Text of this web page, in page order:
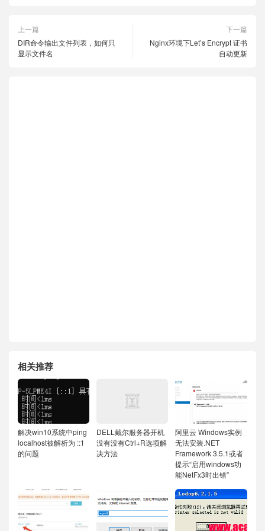
上一篇
DIR命令输出文件列表，如何只
显示文件名
下一篇
Nginx环境下Let’s Encrypt 证书
自动更新
相关推荐
解决win10系统中ping
localhost被解析为 ::1
的问题
DELL戴尔服务器开机
没有没有Ctrl+R选项解
决方法
阿里云 Windows实例
无法安装.NET
Framework 3.5.1或者
提示“启用windows功
能NetFx3时出错”